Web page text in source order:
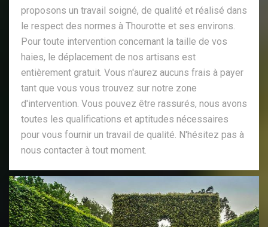
proposons un travail soigné, de qualité et réalisé dans
le respect des normes à Thourotte et ses environs.
Pour toute intervention concernant la taille de vos
haies, le déplacement de nos artisans est
entièrement gratuit. Vous n'aurez aucuns frais à payer
tant que vous vous trouvez sur notre zone
d'intervention. Vous pouvez être rassurés, nous avons
toutes les qualifications et aptitudes nécessaires
pour vous fournir un travail de qualité. N'hésitez pas à
nous contacter à tout moment.